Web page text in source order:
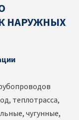
НАРУЖНЫХ
теплотрасса,
чугунные,